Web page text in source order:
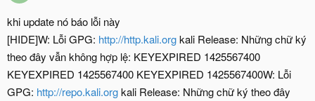
khi update nó báo lỗi này
[HIDE]W: Lỗi GPG: http://http.kali.orgkali Release: Những chữ ký
theo đây vẫn không hợp lệ: KEYEXPIRED 1425567400
KEYEXPIRED 1425567400 KEYEXPIRED 1425567400W: Lỗi
GPG: http://repo.kali.orgkali Release: Những chữ ký theo đây